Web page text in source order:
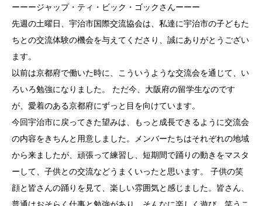
ーーージャップ・ティ・ビック・ゴックさんーーー
先週の土曜日、宇治市国際交流協会は、私達に宇治市の子どもた
ちとの交流体験の機会を与えてくださり、誠にありがとうござい
ます。
以前は京都府で働いた時に、こういうような交流会を通じて、い
ろいろ勉強になりました。 ただ今、大阪府の留学生なのです
が、愛着のある京都府にずっと目を向けています。
今回宇治市に戻ってきた望みは、もっと成長できるように交流会
の内容をきちんと用意しました。メンバーたちはそれぞれの地域
から来ましたが、頑張って練習し、短期間で踊りの動きをマスタ
ーして、子供との交流などうまくいったと思います。 子供の笑
顔と皆さんの踊りを見て、楽しい雰囲気と感じました。皆さん、